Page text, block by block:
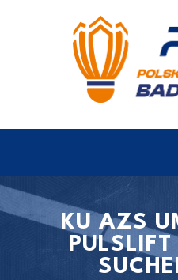
KU AZS
EKSTRALIGA
Aktualności
Wyniki
Terminarz